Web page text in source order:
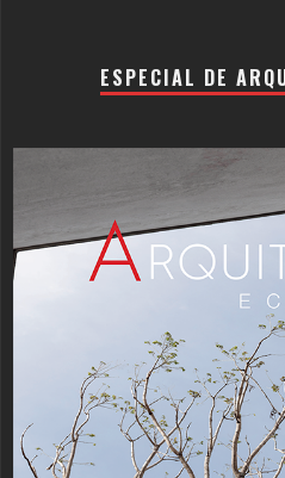
ESPECIAL DE